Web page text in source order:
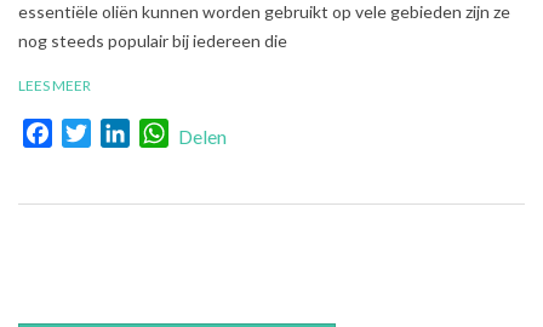
essentiële oliën kunnen worden gebruikt op vele gebieden zijn ze
nog steeds populair bij iedereen die
LEES MEER
FacebookTwitterLinkedInWhatsApp
Delen